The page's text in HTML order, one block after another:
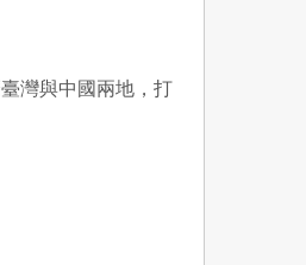
灣與中國兩地，打